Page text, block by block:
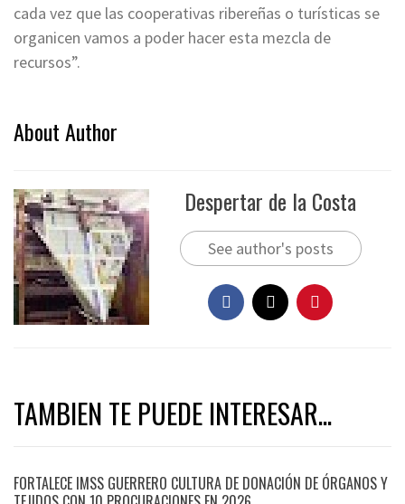
cada vez que las cooperativas ribereñas o turísticas se
organicen vamos a poder hacer esta mezcla de
recursos”.
About Author
Despertar de la Costa
See author's posts
TAMBIEN TE PUEDE INTERESAR...
FORTALECE IMSS GUERRERO CULTURA DE DONACIÓN DE ÓRGANOS Y